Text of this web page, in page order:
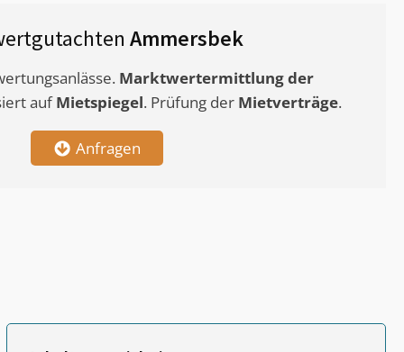
Ammersbek
Marktwertermittlungder
aufMietspiegel. Prüfung der Mietverträge.
Anfragen